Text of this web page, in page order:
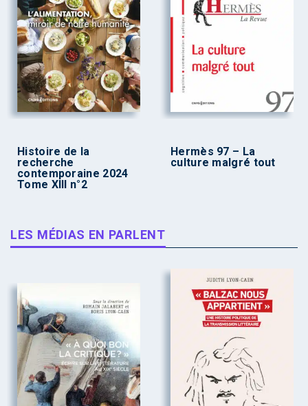
Histoire de la
recherche
contemporaine 2024
Tome XIII n°2
Hermès 97 – La
culture malgré tout
LES MÉDIAS EN PARLENT